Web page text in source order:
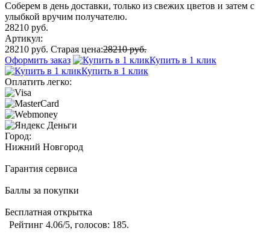
Соберем в день доставки, только из свежих цветов и затем с
улыбкой вручим получателю.
28210 руб.
Артикул:
28210 руб. Старая цена:28210 руб.
Оформить заказ
Купить в 1 клик
Купить в 1 клик
Оплатить легко:
Город:
Нижний Новгород
Гарантия сервиса
Баллы за покупки
Бесплатная открытка
Рейтинг 4.06/5, голосов: 185.